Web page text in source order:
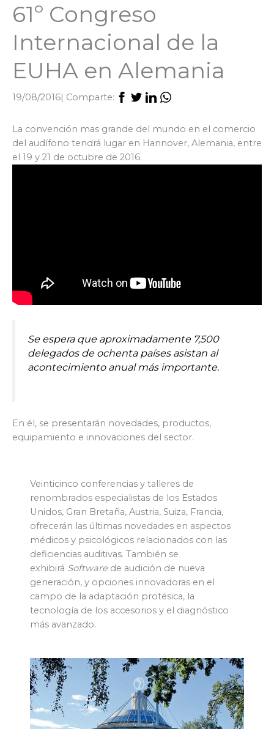
61º Congreso
Internacional de la
EUHA en Alemania
19/08/2016| Comparte:
La convención mas grande del mundo en el comercio
del audífono tendrá lugar en Hannover, Alemania, entre
el 19 y 21 de octubre de 2016.
Se espera que aproximadamente 7,500
delegados de ochenta países asistan al
acontecimiento anual más importante.
En él, se presentarán novedades, productos,
equipamiento e innovaciones del sector.
Veinticinco conferencias y talleres de
renombrados especialistas de los Estados
Unidos, Gran Bretaña, Austria, Suiza, Francia,
ofrecerán las últimas novedades en aspectos
médicos y psicológicos relacionados con las
deficiencias auditivas. También se
exhibirá Softwarede audición de nueva
generación, y opciones innovadoras en el
campo de la adaptación protésica, la
tecnología de los accesorios y el diagnóstico
más avanzado.